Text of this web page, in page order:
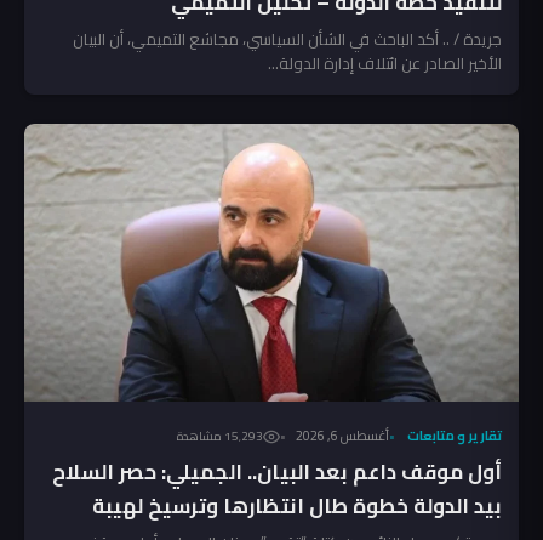
جريدة / .. أكد الباحث في الشأن السياسي، مجاشع التميمي، أن البيان
الأخير الصادر عن ائتلاف إدارة الدولة...
تقارير و متابعات أغسطس 6, 2026 15٬293 مشاهدة
أول موقف داعم بعد البيان.. الجميلي: حصر السلاح
بيد الدولة خطوة طال انتظارها وترسيخ لهيبة